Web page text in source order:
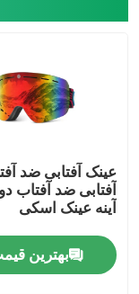
عینک آفتابی ضد
آفتابی ضد آفتاب دو
آینه عینک اسکی
بهترین